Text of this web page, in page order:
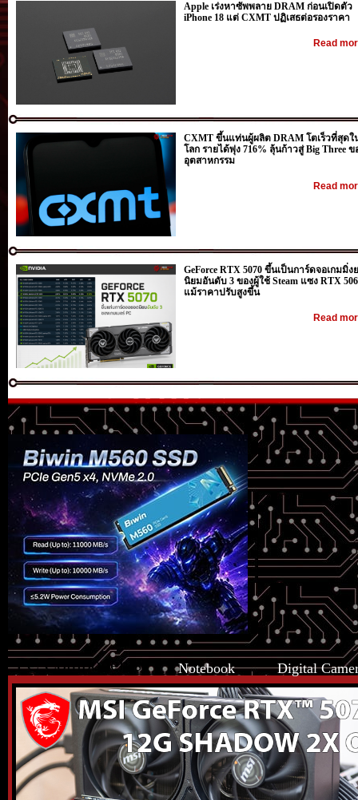
Apple เร่งหาซัพพลาย DRAM ก่อนเปิดตัว
iPhone 18 แต่ CXMT ปฏิเสธต่อรองราคา
Read
CXMT ขึ้นแท่นผู้ผลิต DRAM โตเร็วที่สุดใ
โลก รายได้พุ่ง 716% ลุ้นก้าวสู่ Big Three ข
อุตสาหกรรม
Read
GeForce RTX 5070 ขึ้นเป็นการ์ดจอเกมมิ่ง
นิยมอันดับ 3 ของผู้ใช้ Steam แซง RTX
แม้ราคาปรับสูงขึ้น
Read
PC Components Notebook Digital